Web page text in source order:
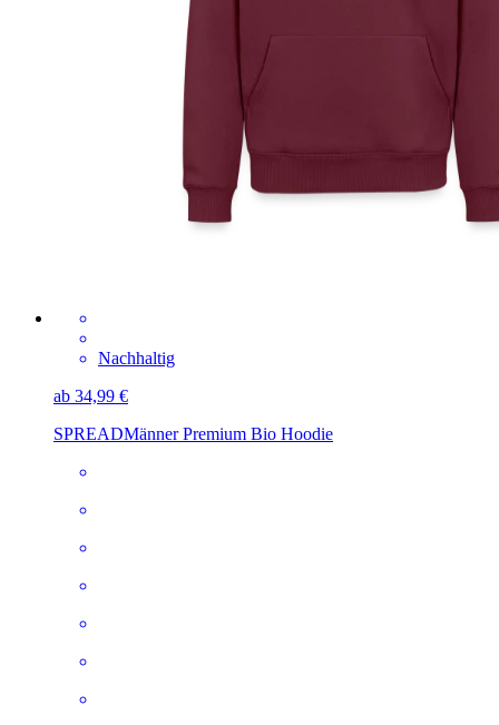
Nachhaltig
ab 34,99 €
SPREADMänner Premium Bio Hoodie